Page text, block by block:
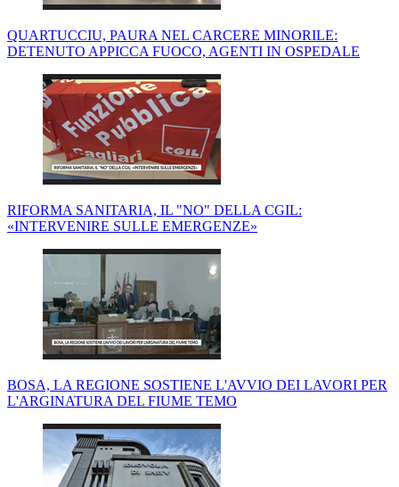
QUARTUCCIU, PAURA NEL CARCERE MINORILE:
DETENUTO APPICCA FUOCO, AGENTI IN OSPEDALE
RIFORMA SANITARIA, IL "NO" DELLA CGIL:
«INTERVENIRE SULLE EMERGENZE»
BOSA, LA REGIONE SOSTIENE L'AVVIO DEI LAVORI PER
L'ARGINATURA DEL FIUME TEMO